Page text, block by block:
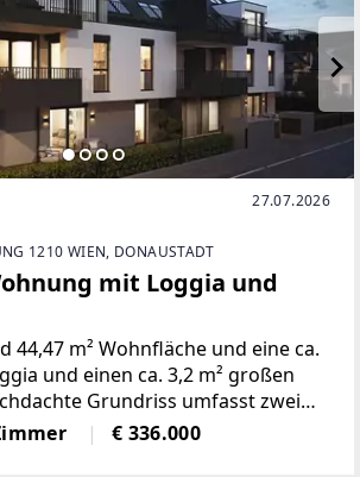
27.07.2026
1210 WIEN, DONAUSTADT
mit Loggia und
44,47 m² Wohnfläche und eine ca.
und einen ca. 3,2 m² großen
Grundriss umfasst zwei
eine offene Wohnküche mit
und Nebenräumen.Die
€ 336.000